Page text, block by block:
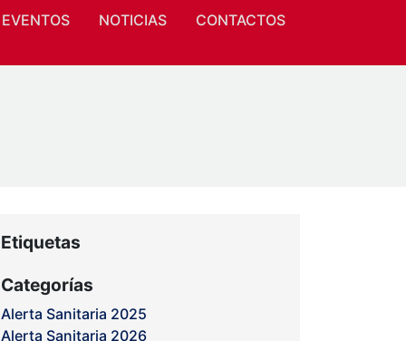
EVENTOS NOTICIAS CONTACTOS
Etiquetas
Categorías
Alerta Sanitaria 2025
Alerta Sanitaria 2026